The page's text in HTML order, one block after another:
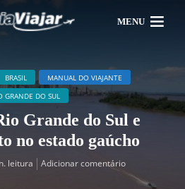
MENU
BRASIL
MANUAL DO VIAJANTE
GRANDE DO SUL
Grande do Sul e
no estado gaúcho
leitura Adicionar comentário